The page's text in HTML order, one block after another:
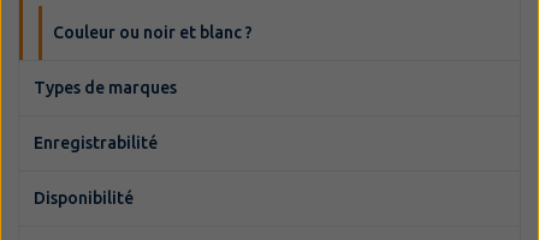
Couleur ou noir et blanc ?
Types de marques
Enregistrabilité
Disponibilité